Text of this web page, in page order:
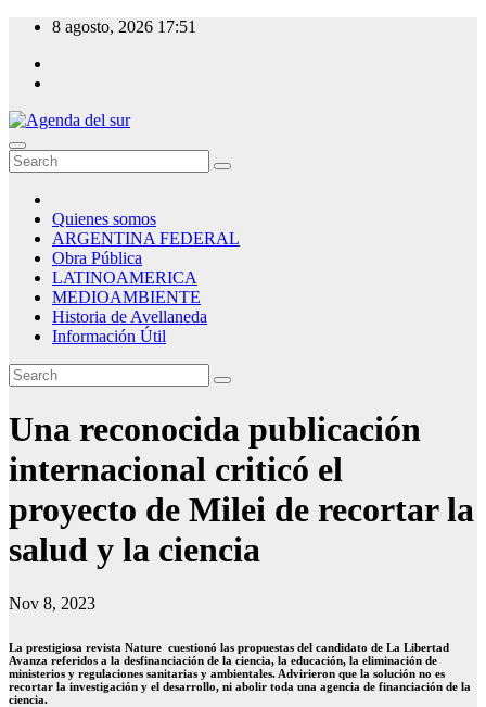
Skip
content
8 agosto, 2026 17:51
Agenda del sur
Quienes somos
ARGENTINA FEDERAL
Obra Pública
LATINOAMERICA
MEDIOAMBIENTE
Historia de Avellaneda
Información Útil
Una reconocida publicación
internacional criticó el
proyecto de Milei de recortar la
salud y la ciencia
Nov 8, 2023
La prestigiosa revista Nature cuestionó las propuestas del candidato de La Libertad
Avanza referidos a la desfinanciación de la ciencia, la educación, la eliminación de
ministerios y regulaciones sanitarias y ambientales. Advirieron que la solución no es
recortar la investigación y el desarrollo, ni abolir toda una agencia de financiación de la
ciencia.